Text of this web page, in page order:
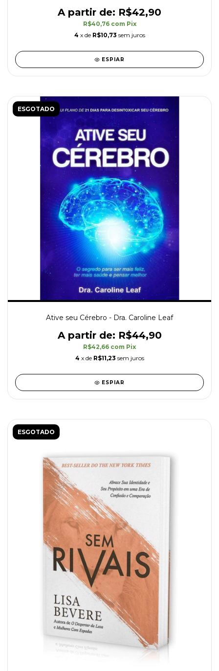
R$42,90
R$40,76 com Pix
4 x de R$10,73 sem juros
ESPIAR
ESGOTADO
Ative seu Cérebro - Dra. Caroline Leaf
R$44,90
R$42,66 com Pix
4 x de R$11,23 sem juros
ESPIAR
ESGOTADO